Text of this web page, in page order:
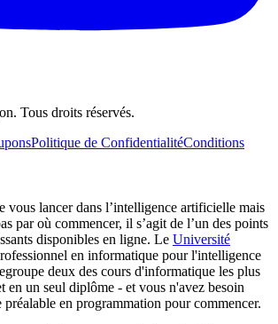
Tous droits réservés.
Politique de ConfidentialitéConditions
vous lancer dans l’intelligence artificielle mais
par où commencer, il s’agit de l’un des points
disponibles en ligne. Le Université
en informatique pour l'intelligence
deux des cours d'informatique les plus
en un seul diplôme - et vous n'avez besoin
préalable en programmation pour commencer.